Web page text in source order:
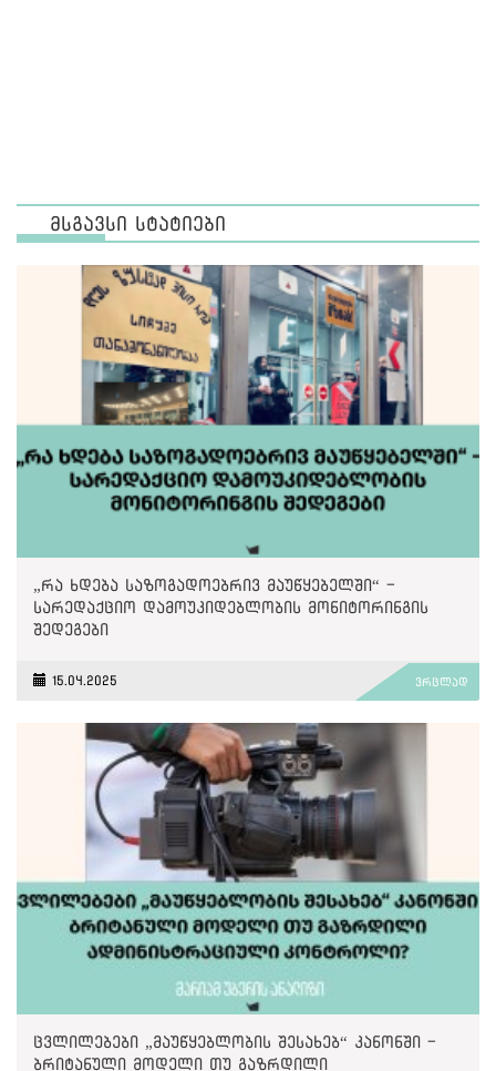
მსგავსი სტატიები
„რა ხდება საზოგადოებრივ მაუწყებელში“ -
სარედაქციო დამოუკიდებლობის მონიტორინგის
შედეგები
15.04.2025 ვრცლად
ცვლილებები „მაუწყებლობის შესახებ“ კანონში -
ბრიტანული მოდელი თუ გაზრდილი